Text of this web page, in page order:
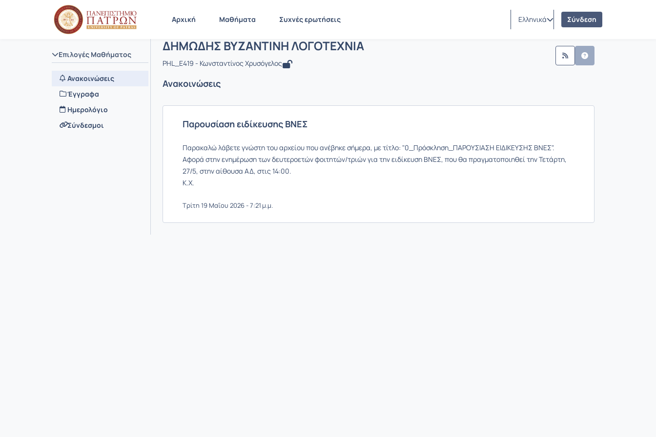
Αρχική Μαθήματα Συχνές ερωτήσεις Ελληνικά Σύνδεση
Επιλογές Μαθήματος
Ανακοινώσεις
Έγγραφα
Ημερολόγιο
Σύνδεσμοι
Αρχική Σελίδα ΔΗΜΩΔΗΣ ΒΥΖΑΝΤΙΝΗ ΛΟΓΟΤΕΧΝΙΑ
Μάθημα : ΔΗΜΩΔΗΣ ΒΥΖΑΝΤΙΝΗ ΛΟΓΟΤΕΧΝΙΑ
Κωδικός : LIT2047
ΔΗΜΩΔΗΣ ΒΥΖΑΝΤΙΝΗ ΛΟΓΟΤΕΧΝΙΑ
PHL_E419 - Κωνσταντίνος Χρυσόγελος
Ανακοινώσεις
Παρουσίαση ειδίκευσης ΒΝΕΣ
Παρακαλώ λάβετε γνώστη του αρχείου που ανέβηκε σήμερα, με τίτλο: "0_Πρόσκληση_ΠΑΡΟΥΣΙΑΣΗ ΕΙΔΙΚΕΥΣΗΣ ΒΝΕΣ".
Αφορά στην ενημέρωση των δευτεροετών φοιτητών/τριών για την ειδίκευση ΒΝΕΣ, που θα πραγματοποιηθεί την Τετάρτη,
27/5, στην αίθουσα ΑΔ, στις 14:00.
Κ.Χ.
Τρίτη 19 Μαΐου 2026 - 7:21 μ.μ.